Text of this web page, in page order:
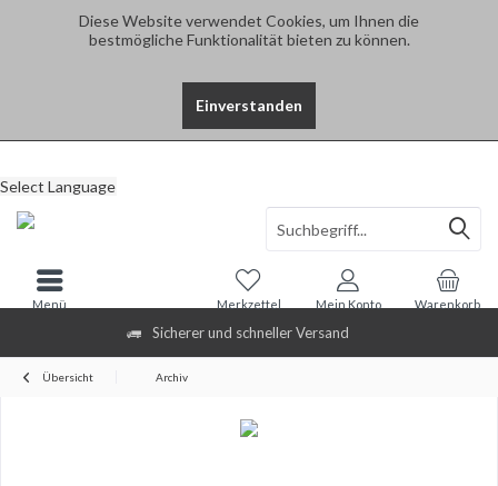
Diese Website verwendet Cookies, um Ihnen die
bestmögliche Funktionalität bieten zu können.
Einverstanden
Sicherer und schneller Versand
Select Language
Warenkorb
Merkzettel Mein Konto
Menü
Übersicht Archiv